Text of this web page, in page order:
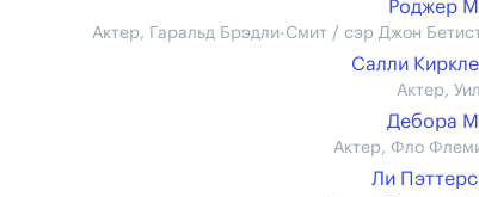
Роджер
Актер, Гаральд Брэдли-Смит / сэр Джон
Салли
Актер,
Дебора
Актер, Фло
Ли